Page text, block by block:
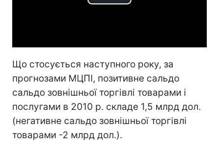
Play
Що стосується наступного року, за
прогнозами МЦПІ, позитивне сальдо
сальдо зовнішньої торгівлі товарами і
послугами в 2010 р. складе 1,5 млрд дол.
(негативне сальдо зовнішньої торгівлі
товарами -2 млрд дол.).